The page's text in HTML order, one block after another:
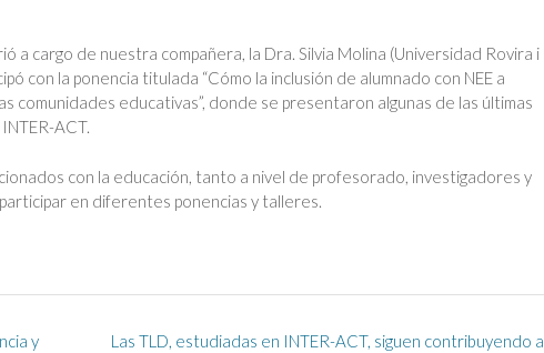
a cargo de nuestra compañera, la Dra. Silvia Molina (Universidad Rovira i
con la ponencia titulada “Cómo la inclusión de alumnado con NEE a
comunidades educativas”, donde se presentaron algunas de las últimas
ACT.
con la educación, tanto a nivel de profesorado, investigadores y
en diferentes ponencias y talleres.
Las TLD, estudiadas en INTER-ACT, siguen contribuyendo a
y